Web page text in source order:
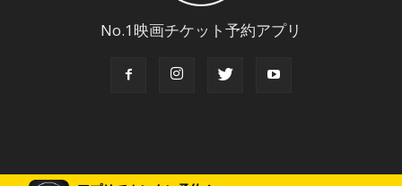
No.1映画チケット予約アプリ